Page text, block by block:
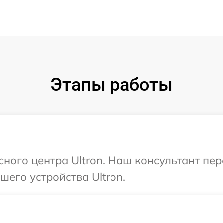
Этапы работы
центра Ultron. Наш консультант
устройства Ultron.